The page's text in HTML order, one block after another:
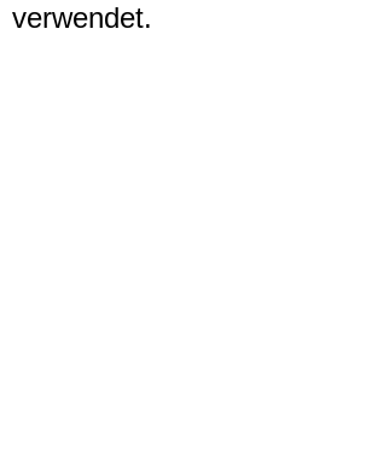
verwendet.